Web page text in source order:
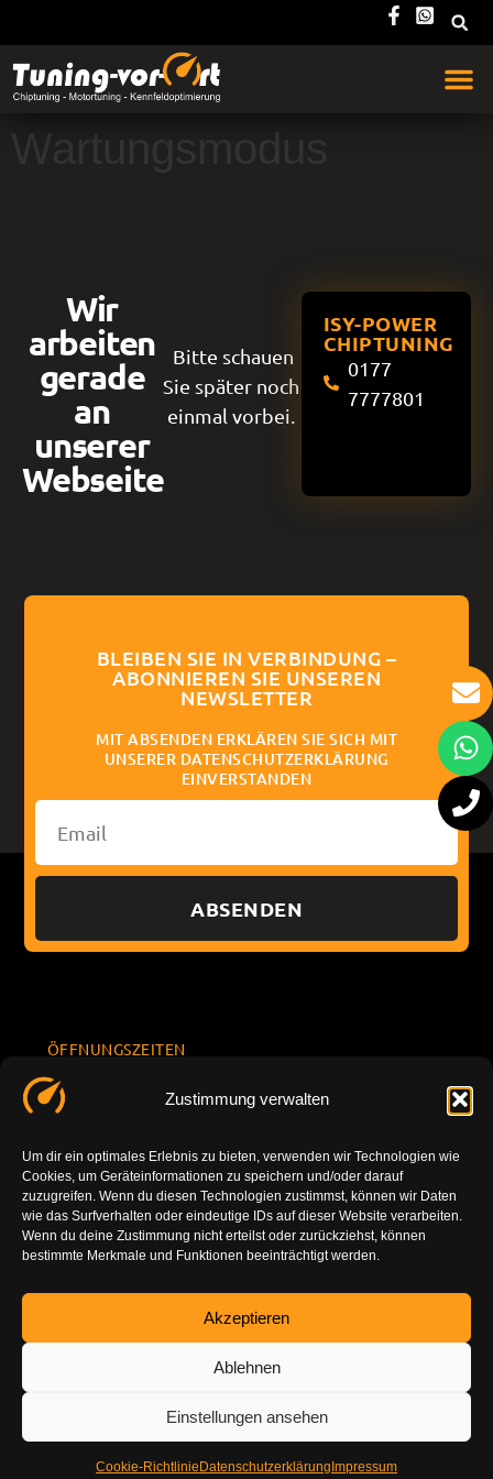
Zustimmung verwalten
Um dir ein optimales Erlebnis zu bieten, verwenden wir Technologien wie
Cookies, um Geräteinformationen zu speichern und/oder darauf
zuzugreifen. Wenn du diesen Technologien zustimmst, können wir Daten
wie das Surfverhalten oder eindeutige IDs auf dieser Website verarbeiten.
Wenn du deine Zustimmung nicht erteilst oder zurückziehst, können
bestimmte Merkmale und Funktionen beeinträchtigt werden.
Akzeptieren
Ablehnen
Einstellungen ansehen
Cookie-Richtlinie Datenschutzerklärung Impressum
Wartungsmodus
Wir
arbeiten
gerade
an
unserer
Webseite
Bitte schauen
Sie später noch
einmal vorbei.
ISY-POWER
CHIPTUNING
0177
7777801
BLEIBEN SIE IN VERBINDUNG –
ABONNIEREN SIE UNSEREN
NEWSLETTER
MIT ABSENDEN ERKLÄREN SIE SICH MIT
UNSERER DATENSCHUTZERKLÄRUNG
EINVERSTANDEN
ABSENDEN
ÖFFNUNGSZEITEN
Sa. 10.00 -
14.00
So.
geschlossen
INFORMATION
7777801
info@tuning-
vor-ort.com
DE-86179
g
Impressu
m